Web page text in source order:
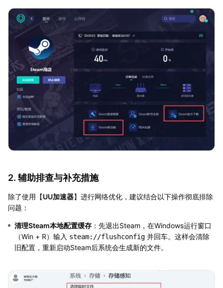
2. 辅助排查与补充措施
除了使用【UU加速器】进行网络优化，建议结合以下操作彻底排除
问题：
清理Steam本地配置缓存 ：先退出Steam，在Windows运行窗口
（Win + R）输入 steam://flushconfig 并回车。这样会清除
旧配置，重新启动Steam后系统会生成新的文件。